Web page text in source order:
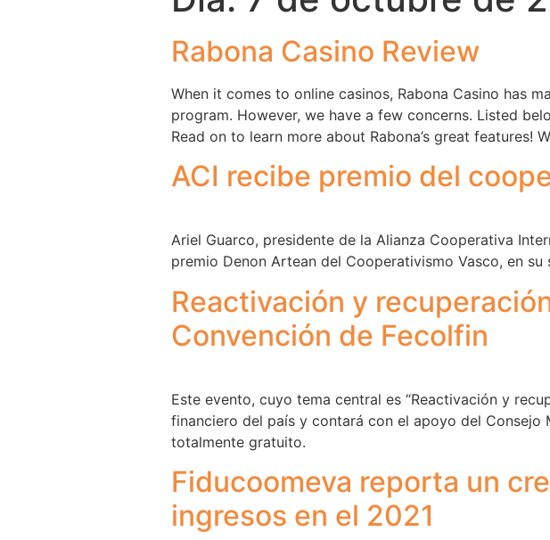
Rabona Casino Review
When it comes to online casinos, Rabona Casino has
program. However, we have a few concerns. Listed
Read on to learn more about Rabona’s great features!
ACI recibe premio del
Ariel Guarco, presidente de la Alianza Cooperativa
premio Denon Artean del Cooperativismo Vasco, en su
Reactivación y
Convención de Fecolfin
Este evento, cuyo tema central es “Reactivación y
financiero del país y contará con el apoyo del Consejo
totalmente gratuito.
Fiducoomeva reporta un
ingresos en el 2021